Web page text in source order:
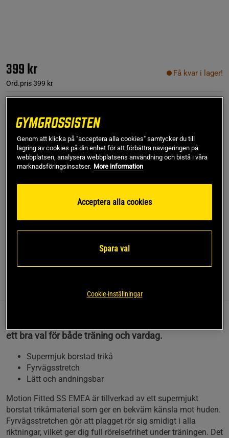
399 kr
Ord.pris399 kr
Få kvar i lager!
Lägg i varukorgen
SKU #6012291-001R | EAN198634013616
Motion Fitted SS EMEA från Under Armour kombinerar
bekvämlighet och funktionalitet för alla dina träningsbehov.
Recensioner
ett bra val för både träning och vardag.
Supermjuk borstad trikå
Fyrvägsstretch
Lätt och andningsbar
Motion Fitted SS EMEA är tillverkad av ett supermjukt
borstat trikåmaterial som ger en bekväm känsla mot huden.
Fyrvägsstretchen gör att plagget rör sig smidigt i alla
riktningar, vilket ger dig full rörelsefrihet under träningen. Det
Genom att klicka på "acceptera alla cookies" samtycker du till
lagring av cookies på din enhet för att förbättra navigeringen på
webbplatsen, analysera webbplatsens användning och bistå i våra
marknadsföringsinsatser. More information
Acceptera alla cookies
Spara val
Cookie-inställningar